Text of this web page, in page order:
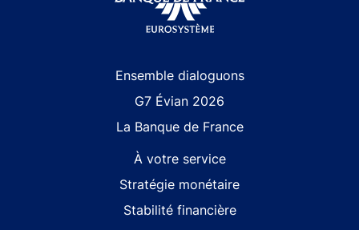
Ensemble dialoguons
G7 Évian 2026
La Banque de France
À votre service
Stratégie monétaire
Stabilité financière